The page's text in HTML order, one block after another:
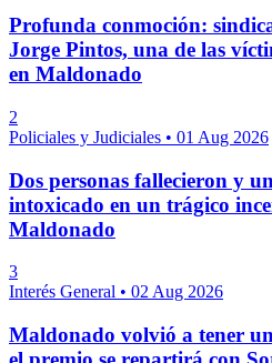
Profunda conmoción:
Jorge Pintos, una de las
en Maldonado
2
Policiales y Judiciales • 01 Aug 2026
Dos personas fallecieron y
intoxicado en un trágico
Maldonado
3
Interés General • 02 Aug 2026
Maldonado volvió a tener